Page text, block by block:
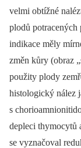
velmi obtížné
plodů potracených
indikace měly
změn kůry (obraz
použity plody
histologický nález
s
depleci thymocytů
se vyznačoval